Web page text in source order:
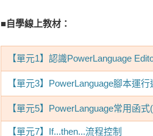
■自學線上教材：
【單元1】認識PowerLanguage
【單元3】PowerLanguage腳本運行
【單元5】PowerLanguage常用函式
【單元7】If...then...流程控制